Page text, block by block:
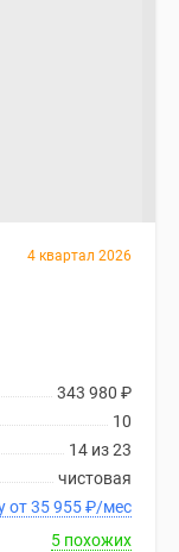
4 квартал 2026
343 980 ₽
10
14 из 23
чистовая
В ипотеку от 35 955₽/мес
5 похожих